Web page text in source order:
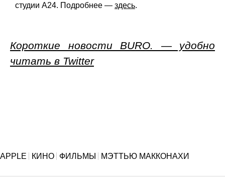
студии A24. Подробнее — здесь.
Короткие новости BURO. — удобно
читать в Twitter
APPLE КИНО ФИЛЬМЫ МЭТТЬЮ МАККОНАХИ